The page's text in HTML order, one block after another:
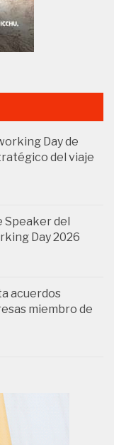
Day de
del viaje
Speaker del
Day 2026
acuerdos
miembro de